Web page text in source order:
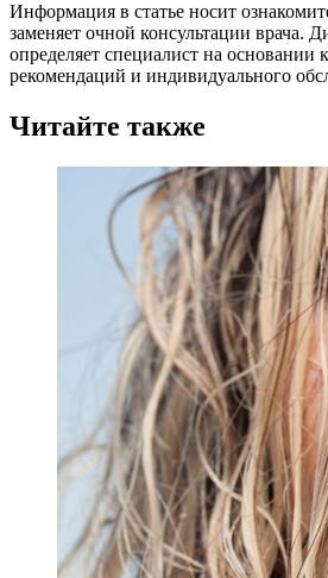
Информация в статье носит
заменяет очной консультации врача.
определяет специалист на основании
рекомендаций и индивидуального
Читайте также